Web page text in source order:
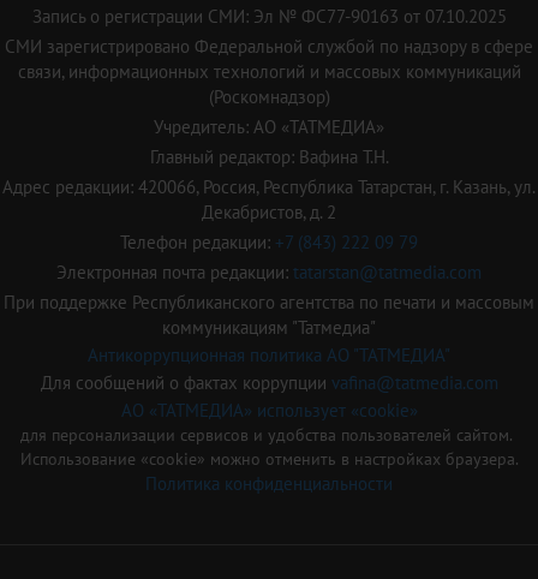
Запись о регистрации СМИ: Эл № ФС77-90163 от 07.10.2025
СМИ зарегистрировано Федеральной службой по надзору в сфере
связи, информационных технологий и массовых коммуникаций
(Роскомнадзор)
Учредитель: АО «ТАТМЕДИА»
Главный редактор: Вафина Т.Н.
Адрес редакции: 420066, Россия, Республика Татарстан, г. Казань, ул.
Декабристов, д. 2
Телефон редакции: +7 (843) 222 09 79
Электронная почта редакции: tatarstan@tatmedia.com
При поддержке Республиканского агентства по печати и массовым
коммуникациям "Татмедиа"
Антикоррупционная политика АО "ТАТМЕДИА"
Для сообщений о фактах коррупции vafina@tatmedia.com
АО «ТАТМЕДИА» использует «cookie»
для персонализации сервисов и удобства пользователей сайтом.
Использование «cookie» можно отменить в настройках браузера.
Политика конфиденциальности